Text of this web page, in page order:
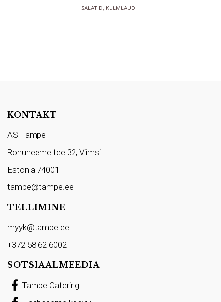
SALATID, KÜLMLAUD
KONTAKT
AS Tampe
Rohuneeme tee 32, Viimsi
Estonia 74001
tampe@tampe.ee
TELLIMINE
myyk@tampe.ee
+372 58 62 6002
SOTSIAALMEEDIA
Tampe Catering